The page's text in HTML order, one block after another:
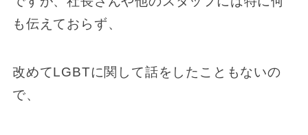
も伝えておらず、
改めてLGBTに関して話をしたこともないの
で、